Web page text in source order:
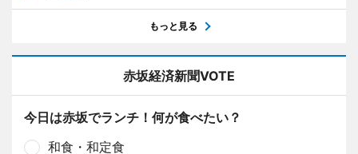
もっと見る
赤坂経済新聞VOTE
今日は赤坂でランチ！何が食べたい？
和食・和定食